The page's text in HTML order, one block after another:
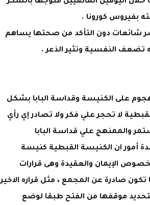
بفيروس كورونا .
شائعات دون التأكد من صحتها يساهم
تضعف النفسية وتثير الذعر .
على الكنيسة وقداسة البابا بشكل
لا تحجر علي فكر ولا تصادر إي رأي
والممنهج علي قداسة البابا
أمور ان الكنيسة القبطية كنيسة
الإيمان والعقيدة وهى قرارات
تكون صادرة عن المجمع ، مثل قراره الاخير
موقفها من الفتح طبقا لوضع